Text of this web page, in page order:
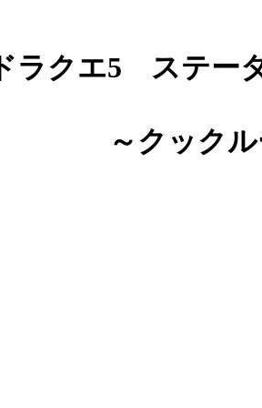
ドラクエ5 ステー
～クックル